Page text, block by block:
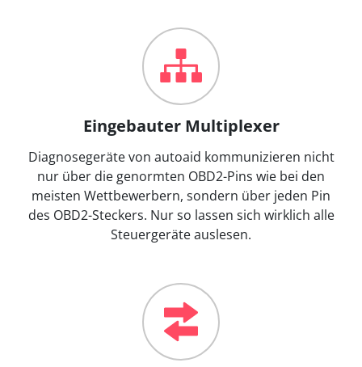
Eingebauter Multiplexer
Diagnosegeräte von autoaid kommunizieren nicht
nur über die genormten OBD2-Pins wie bei den
meisten Wettbewerbern, sondern über jeden Pin
des OBD2-Steckers. Nur so lassen sich wirklich alle
Steuergeräte auslesen.